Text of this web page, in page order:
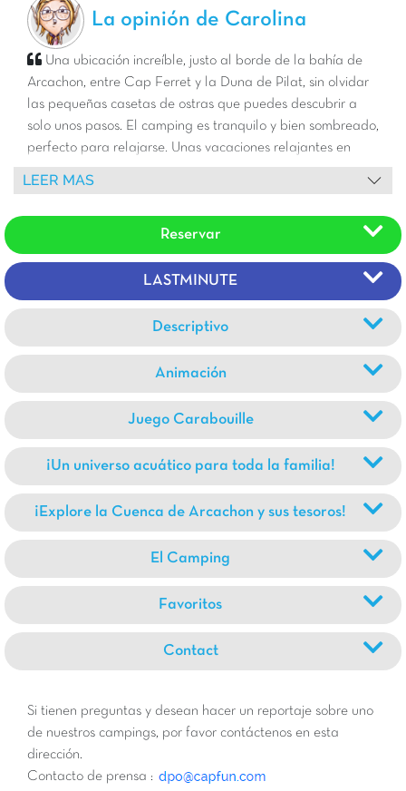
La opinión de Carolina
Una ubicación increíble, justo al borde de la bahía de
Arcachon, entre Cap Ferret y la Duna de Pilat, sin olvidar
las pequeñas casetas de ostras que puedes descubrir a
solo unos pasos. El camping es tranquilo y bien sombreado,
perfecto para relajarse. Unas vacaciones relajantes en
familia, lo recomiendo al 100%.
LEER MAS
Reservar
LASTMINUTE
Descriptivo
Animación
Juego Carabouille
¡Un universo acuático para toda la familia!
¡Explore la Cuenca de Arcachon y sus tesoros!
El Camping
Favoritos
Contact
Si tienen preguntas y desean hacer un reportaje sobre uno
de nuestros campings, por favor contáctenos en esta
dirección.
Contacto de prensa :